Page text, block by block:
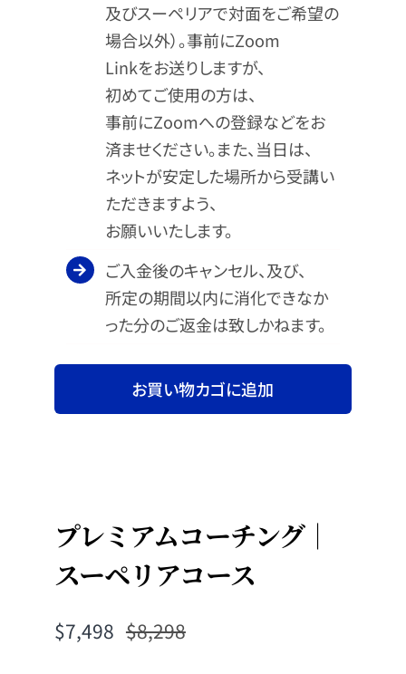
及びスーペリアで対面をご希望の
場合以外）。事前にZoom
Linkをお送りしますが、
初めてご使用の方は、
事前にZoomへの登録などをお
済ませください。また、当日は、
ネットが安定した場所から受講い
ただきますよう、
お願いいたします。
ご入金後のキャンセル、及び、
所定の期間以内に消化できなか
った分のご返金は致しかねます。
お買い物カゴに追加
プレミアムコーチング｜
スーペリアコース
$8,298元の価格は
$7,498
現在の価格は